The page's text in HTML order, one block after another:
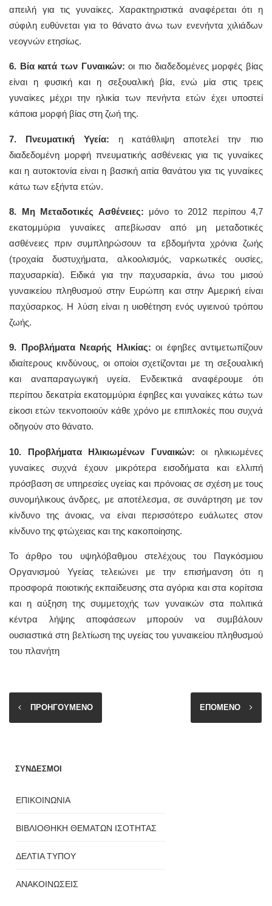
απειλή για τις γυναίκες. Χαρακτηριστικά αναφέρεται ότι η
σύφιλη ευθύνεται για το θάνατο άνω των ενενήντα χιλιάδων
νεογνών ετησίως.
6. Βία κατά των Γυναικών: οι πιο διαδεδομένες μορφές βίας
είναι η φυσική και η σεξουαλική βία, ενώ μία στις τρεις
γυναίκες μέχρι την ηλικία των πενήντα ετών έχει υποστεί
κάποια μορφή βίας στη ζωή της.
7. Πνευματική Υγεία: η κατάθλιψη αποτελεί την πιο
διαδεδομένη μορφή πνευματικής ασθένειας για τις γυναίκες
και η αυτοκτονία είναι η βασική αιτία θανάτου για τις γυναίκες
κάτω των εξήντα ετών.
8. Μη Μεταδοτικές Ασθένειες: μόνο το 2012 περίπου 4,7
εκατομμύρια γυναίκες απεβίωσαν από μη μεταδοτικές
ασθένειες πριν συμπληρώσουν τα εβδομήντα χρόνια ζωής
(τροχαία δυστυχήματα, αλκοολισμός, ναρκωτικές ουσίες,
παχυσαρκία). Ειδικά για την παχυσαρκία, άνω του μισού
γυναικείου πληθυσμού στην Ευρώπη και στην Αμερική είναι
παχύσαρκος. Η λύση είναι η υιοθέτηση ενός υγιεινού τρόπου
ζωής.
9. Προβλήματα Νεαρής Ηλικίας: οι έφηβες αντιμετωπίζουν
ιδιαίτερους κινδύνους, οι οποίοι σχετίζονται με τη σεξουαλική
και αναπαραγωγική υγεία. Ενδεικτικά αναφέρουμε ότι
περίπου δεκατρία εκατομμύρια έφηβες και γυναίκες κάτω των
είκοσι ετών τεκνοποιούν κάθε χρόνο με επιπλοκές που συχνά
οδηγούν στο θάνατο.
10. Προβλήματα Ηλικιωμένων Γυναικών: οι ηλικιωμένες
γυναίκες συχνά έχουν μικρότερα εισοδήματα και ελλιπή
πρόσβαση σε υπηρεσίες υγείας και πρόνοιας σε σχέση με τους
συνομήλικους άνδρες, με αποτέλεσμα, σε συνάρτηση με τον
κίνδυνο της άνοιας, να είναι περισσότερο ευάλωτες στον
κίνδυνο της φτώχειας και της κακοποίησης.
Το άρθρο του υψηλόβαθμου στελέχους του Παγκόσμιου
Οργανισμού Υγείας τελειώνει με την επισήμανση ότι η
προσφορά ποιοτικής εκπαίδευσης στα αγόρια και στα κορίτσια
και η αύξηση της συμμετοχής των γυναικών στα πολιτικά
κέντρα λήψης αποφάσεων μπορούν να συμβάλουν
ουσιαστικά στη βελτίωση της υγείας του γυναικείου πληθυσμού
του πλανήτη
ΠΡΟΗΓΟΥΜΕΝΟ ΕΠΟΜΕΝΟ
ΣΥΝΔΕΣΜΟΙ
ΕΠΙΚΟΙΝΩΝΙΑ
ΒΙΒΛΙΟΘΗΚΗ ΘΕΜΑΤΩΝ ΙΣΟΤΗΤΑΣ
ΔΕΛΤΙΑ ΤΥΠΟΥ
ΑΝΑΚΟΙΝΩΣΕΙΣ